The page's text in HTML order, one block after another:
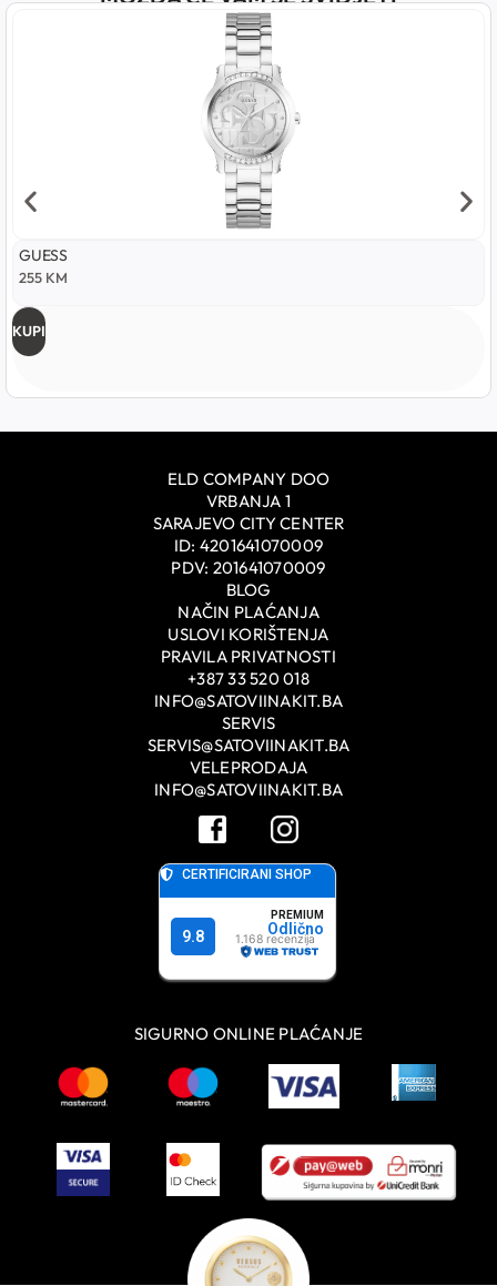
GUESS
255 KM
KUPI
ELD COMPANY DOO
VRBANJA 1
SARAJEVO CITY CENTER
ID: 4201641070009
PDV: 201641070009
BLOG
NAČIN PLAĆANJA
USLOVI KORIŠTENJA
PRAVILA PRIVATNOSTI
+387 33 520 018
INFO@SATOVIINAKIT.BA
SERVIS
SERVIS@SATOVIINAKIT.BA
VELEPRODAJA
INFO@SATOVIINAKIT.BA
SIGURNO ONLINE PLAĆANJE